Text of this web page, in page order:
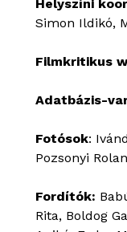
Helyszíni
Simon Ildikó,
Filmkritikus
Adatbázis-
Fotósok:
Pozsonyi
Fordítók:
Rita, Boldog